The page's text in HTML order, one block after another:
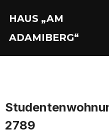
Inhalten
springen
HAUS „AM
ADAMIBERG“
2789